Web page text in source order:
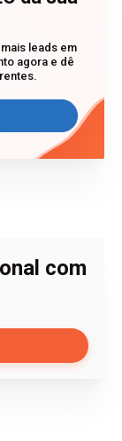
leads em
agora e dê
com